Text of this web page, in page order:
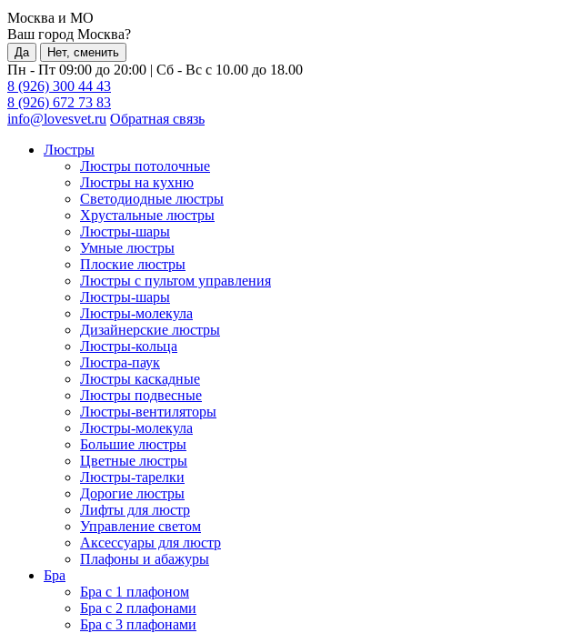
Москва и МО
Ваш город Москва?
Да Нет, сменить
Пн - Пт 09:00 до 20:00 | Сб - Вс с 10.00 до 18.00
8 (926) 300 44 43
8 (926) 672 73 83
info@lovesvet.ru Обратная связь
Люстры
Люстры потолочные
Люстры на кухню
Светодиодные люстры
Хрустальные люстры
Люстры-шары
Умные люстры
Плоские люстры
Люстры с пультом управления
Люстры-шары
Люстры-молекула
Дизайнерские люстры
Люстры-кольца
Люстра-паук
Люстры каскадные
Люстры подвесные
Люстры-вентиляторы
Люстры-молекула
Большие люстры
Цветные люстры
Люстры-тарелки
Дорогие люстры
Лифты для люстр
Управление светом
Аксессуары для люстр
Плафоны и абажуры
Бра
Бра с 1 плафоном
Бра с 2 плафонами
Бра с 3 плафонами